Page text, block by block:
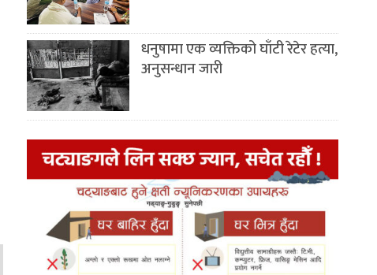
धनुषामा एक व्यक्तिको घाँटी रेटेर हत्या,
अनुसन्धान जारी